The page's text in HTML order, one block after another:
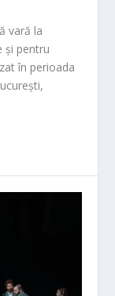
vară la
și pentru
în perioada